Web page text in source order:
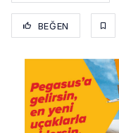
BEĞEN